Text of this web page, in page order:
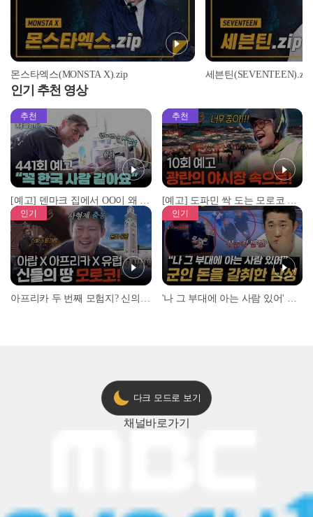
몬스타엑스(MONSTA X).zip 세븐틴(SEVENTEEN).zip
인기 추천 영상
추천
[예고] 덴마크 집에서 OO이 왜 나와...? 이상할 정도로 한국을 사랑하는 우리 형을 제보합니다!
추천
[예고] 도파민 싹 도는 모로코 야시장 투어!
인기 인기
다크 모드로 보기
채널바로가기